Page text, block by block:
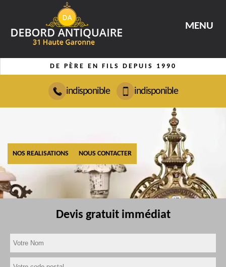
MENU
DE PÈRE EN FILS DEPUIS 1990
indisponible indisponible
NOS REALISATIONS NOUS CONTACTER
Devis gratuit immédiat